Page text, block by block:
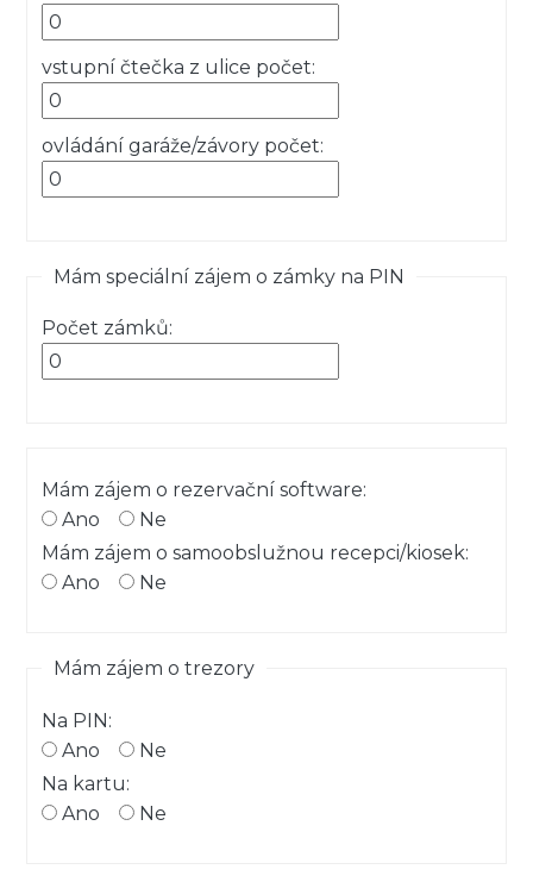
vstupní čtečka z ulice počet:
ovládání garáže/závory počet:
Mám speciální zájem o zámky na PIN
Počet zámků:
Mám zájem o rezervační software:
Ano
Ne
Mám zájem o samoobslužnou recepci/kiosek:
Ano
Ne
Mám zájem o trezory
Na PIN:
Ano
Ne
Na kartu:
Ano
Ne